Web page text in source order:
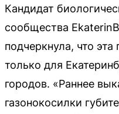
Кандидат
сообщества
подчеркнула, что
только для
городов. «Раннее
газонокосилки